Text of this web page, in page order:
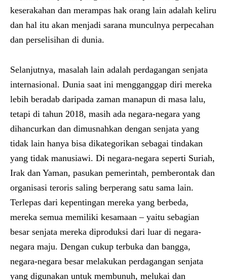
keserakahan dan merampas hak orang lain adalah keliru
dan hal itu akan menjadi sarana munculnya perpecahan
dan perselisihan di dunia.
Selanjutnya, masalah lain adalah perdagangan senjata
internasional. Dunia saat ini mengganggap diri mereka
lebih beradab daripada zaman manapun di masa lalu,
tetapi di tahun 2018, masih ada negara-negara yang
dihancurkan dan dimusnahkan dengan senjata yang
tidak lain hanya bisa dikategorikan sebagai tindakan
yang tidak manusiawi. Di negara-negara seperti Suriah,
Irak dan Yaman, pasukan pemerintah, pemberontak dan
organisasi teroris saling berperang satu sama lain.
Terlepas dari kepentingan mereka yang berbeda,
mereka semua memiliki kesamaan – yaitu sebagian
besar senjata mereka diproduksi dari luar di negara-
negara maju. Dengan cukup terbuka dan bangga,
negara-negara besar melakukan perdagangan senjata
yang digunakan untuk membunuh, melukai dan